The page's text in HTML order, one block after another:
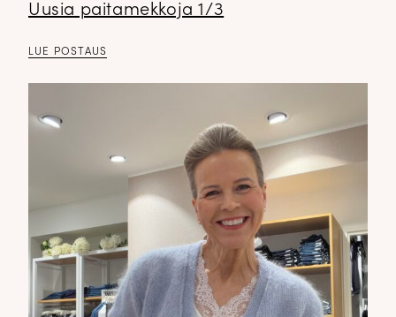
Uusia paitamekkoja 1/3
LUE POSTAUS